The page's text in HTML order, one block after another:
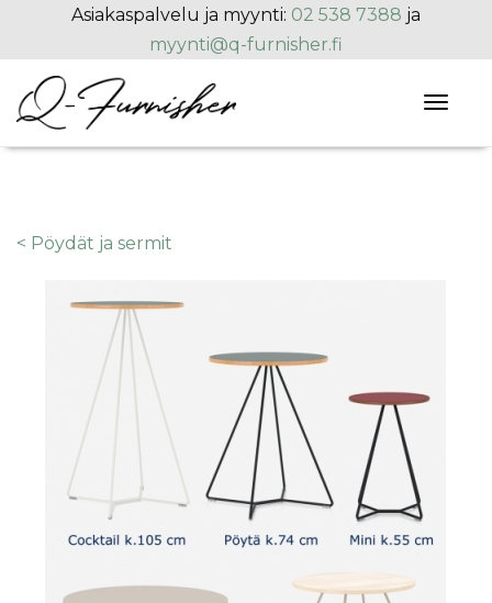
Hyppää pääsisältöön
Asiakaspalvelu ja myynti: 02 538 7388 ja
myynti@q-furnisher.fi
< Pöydät ja sermit